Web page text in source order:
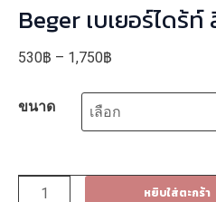
Beger เบเยอร์ไดร้ท์ สี
13L
530฿ – 1,750฿
530฿
through
ขนาด
จำนวน
หยิบใส่ตะกร้า